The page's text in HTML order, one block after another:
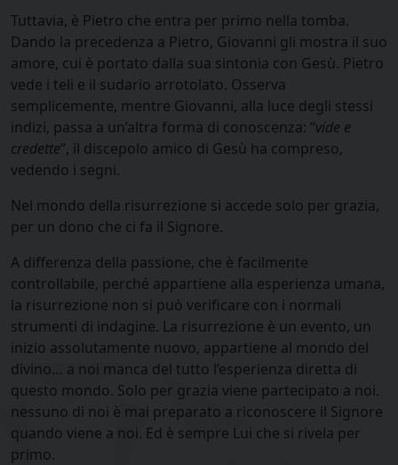
Tuttavia, è Pietro che entra per primo nella tomba.
Dando la precedenza a Pietro, Giovanni gli mostra il suo
amore, cui è portato dalla sua sintonia con Gesù. Pietro
vede i teli e il sudario arrotolato. Osserva
semplicemente, mentre Giovanni, alla luce degli stessi
indizi, passa a un’altra forma di conoscenza: “vide e
credette”, il discepolo amico di Gesù ha compreso,
vedendo i segni.
Nel mondo della risurrezione si accede solo per grazia,
per un dono che ci fa il Signore.
A differenza della passione, che è facilmente
controllabile, perché appartiene alla esperienza umana,
la risurrezione non si può verificare con i normali
strumenti di indagine. La risurrezione è un evento, un
inizio assolutamente nuovo, appartiene al mondo del
divino… a noi manca del tutto l’esperienza diretta di
questo mondo. Solo per grazia viene partecipato a noi.
nessuno di noi è mai preparato a riconoscere il Signore
quando viene a noi. Ed è sempre Lui che si rivela per
primo.